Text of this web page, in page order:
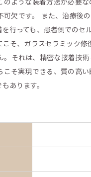
欠です。 また、治療後
行っても、患者側での
そ、ガラスセラミック
。それは、精密な接着技
こそ実現できる、質の高
あります。